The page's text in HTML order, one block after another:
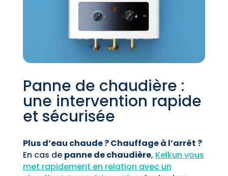
Panne de chaudière :
une intervention rapide
et sécurisée
Plus d’eau chaude ? Chauffage à l’arrêt ?
En cas de panne de chaudière, Kelkun vous
met rapidement en relation avec un